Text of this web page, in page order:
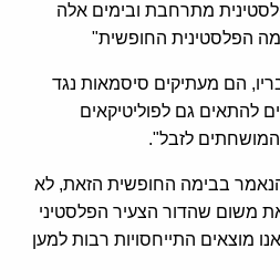
מתרחבת ובימים אלה
הפלסטינית החופשית"
הם מעתיקים סיסמאות נגד
להתאים גם לפוליטיקאים
לזבל".
בבימה החופשית הזאת, לא
משום שהדור הצעיר הפלסטיני
מוצאים התייחסויות רבות למען